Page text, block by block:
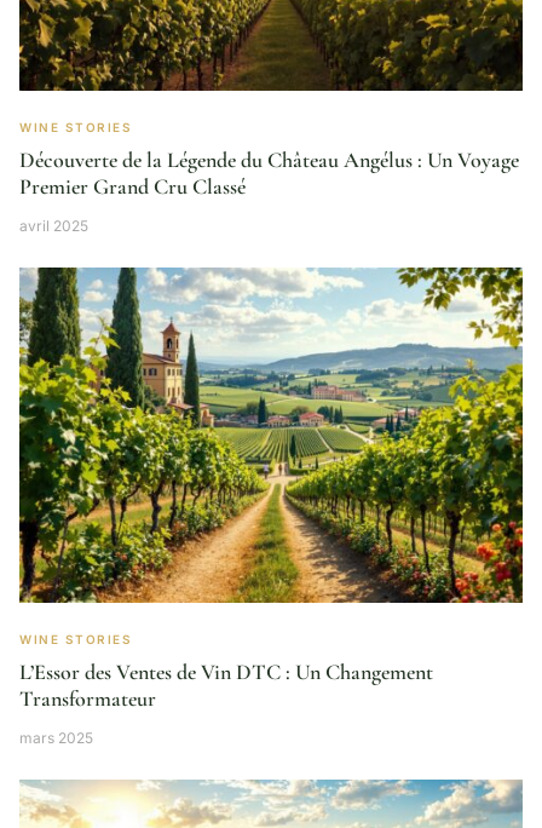
WINE STORIES
Découverte de la Légende du Château Angélus : Un Voyage
Premier Grand Cru Classé
avril 2025
WINE STORIES
L’Essor des Ventes de Vin DTC : Un Changement
Transformateur
mars 2025